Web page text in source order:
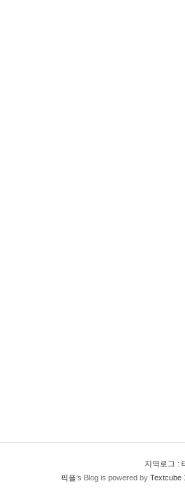
지역로그 :
픽플’s Blog is powered by Textcube